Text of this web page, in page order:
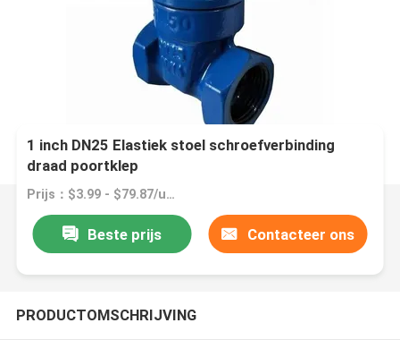
1 inch DN25 Elastiek stoel schroefverbinding
draad poortklep
Prijs：$3.99 - $79.87/units
Beste prijs Contacteer ons
PRODUCTOMSCHRIJVING